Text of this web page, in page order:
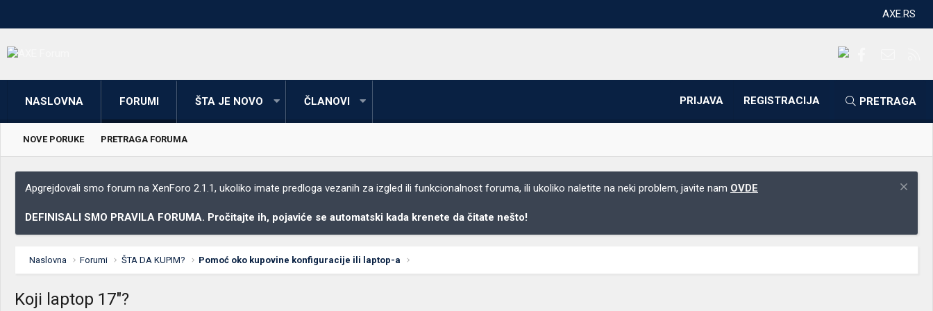
AXE.RS
NASLOVNA FORUMI ŠTA JE NOVO ČLANOVI PRIJAVA REGISTRACIJA PRETRAGA
NOVE PORUKE PRETRAGA FORUMA
Apgrejdovali smo forum na XenForo 2.1.1, ukoliko imate predloga vezanih za izgled ili funkcionalnost foruma, ili ukoliko naletite na neki problem, javite nam OVDE
DEFINISALI SMO PRAVILA FORUMA. Pročitajte ih, pojaviće se automatski kada krenete da čitate nešto!
Naslovna Forumi ŠTA DA KUPIM? Pomoć oko kupovine konfiguracije ili laptop-a
Koji laptop 17"?